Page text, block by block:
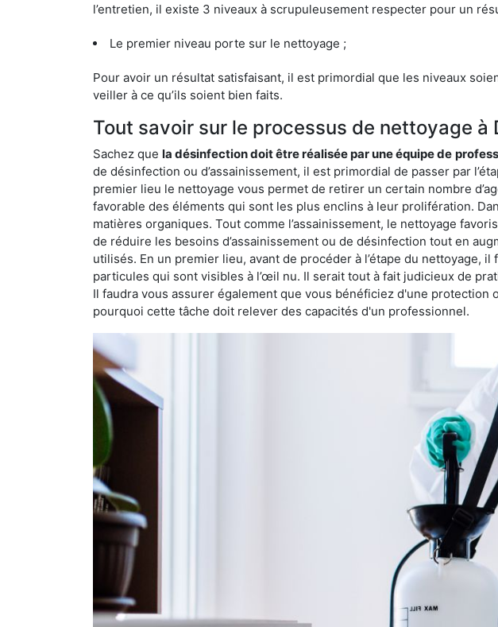
l’entretien, il existe 3 niveaux à scrupuleusement respecter pour un
Le premier niveau porte sur le nettoyage ;
Pour avoir un résultat satisfaisant, il est primordial que les niveaux
veiller à ce qu’ils soient bien faits.
Tout savoir sur le processus de nettoyage à
Sachez que la désinfection doit être réalisée par une équipe de
de désinfection ou d’assainissement, il est primordial de passer par
premier lieu le nettoyage vous permet de retirer un certain nombre
favorable des éléments qui sont les plus enclins à leur prolifération.
matières organiques. Tout comme l’assainissement, le nettoyage
de réduire les besoins d’assainissement ou de désinfection tout en
utilisés. En un premier lieu, avant de procéder à l’étape du
particules qui sont visibles à l’œil nu. Il serait tout à fait judicieux de
Il faudra vous assurer également que vous bénéficiez d'une
pourquoi cette tâche doit relever des capacités d'un professionnel.